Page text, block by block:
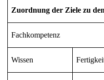
Zuordnung der Ziele zu
Fachkompetenz
Wissen